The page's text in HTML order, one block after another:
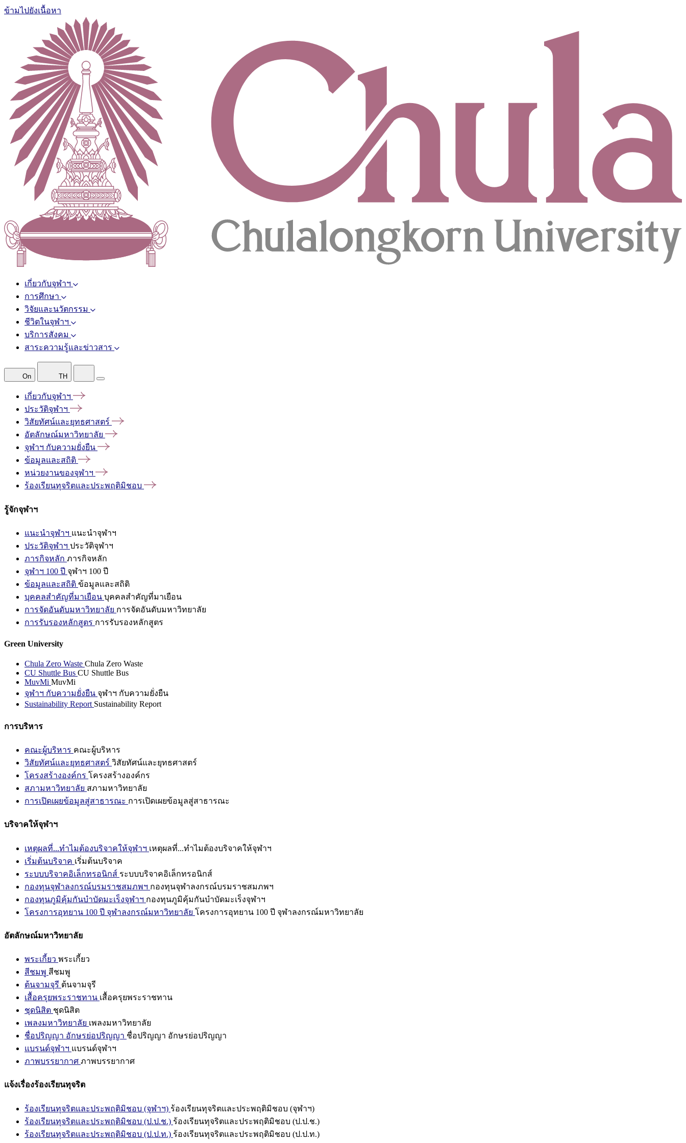
ข้ามไปยังเนื้อหา
เกี่ยวกับจุฬาฯ
การศึกษา
วิจัยและนวัตกรรม
ชีวิตในจุฬาฯ
บริการสังคม
สาระความรู้และข่าวสาร
On TH
เกี่ยวกับจุฬาฯ
ประวัติจุฬาฯ
วิสัยทัศน์และยุทธศาสตร์
อัตลักษณ์มหาวิทยาลัย
จุฬาฯ กับความยั่งยืน
ข้อมูลและสถิติ
หน่วยงานของจุฬาฯ
ร้องเรียนทุจริตและประพฤติมิชอบ
รู้จักจุฬาฯ
แนะนำจุฬาฯ แนะนำจุฬาฯ
ประวัติจุฬาฯ ประวัติจุฬาฯ
ภารกิจหลัก ภารกิจหลัก
จุฬาฯ 100 ปี จุฬาฯ 100 ปี
ข้อมูลและสถิติ ข้อมูลและสถิติ
บุคคลสำคัญที่มาเยือน บุคคลสำคัญที่มาเยือน
การจัดอันดับมหาวิทยาลัย การจัดอันดับมหาวิทยาลัย
การรับรองหลักสูตร การรับรองหลักสูตร
Green University
Chula Zero Waste Chula Zero Waste
CU Shuttle Bus CU Shuttle Bus
MuvMi MuvMi
จุฬาฯ กับความยั่งยืน จุฬาฯ กับความยั่งยืน
Sustainability Report Sustainability Report
การบริหาร
คณะผู้บริหาร คณะผู้บริหาร
วิสัยทัศน์และยุทธศาสตร์ วิสัยทัศน์และยุทธศาสตร์
โครงสร้างองค์กร โครงสร้างองค์กร
สภามหาวิทยาลัย สภามหาวิทยาลัย
การเปิดเผยข้อมูลสู่สาธารณะ การเปิดเผยข้อมูลสู่สาธารณะ
บริจาคให้จุฬาฯ
เหตุผลที่...ทำไมต้องบริจาคให้จุฬาฯ เหตุผลที่...ทำไมต้องบริจาคให้จุฬาฯ
เริ่มต้นบริจาค เริ่มต้นบริจาค
ระบบบริจาคอิเล็กทรอนิกส์ ระบบบริจาคอิเล็กทรอนิกส์
กองทุนจุฬาลงกรณ์บรมราชสมภพฯ กองทุนจุฬาลงกรณ์บรมราชสมภพฯ
กองทุนภูมิคุ้มกันบำบัดมะเร็งจุฬาฯ กองทุนภูมิคุ้มกันบำบัดมะเร็งจุฬาฯ
โครงการอุทยาน 100 ปี จุฬาลงกรณ์มหาวิทยาลัย โครงการอุทยาน 100 ปี จุฬาลงกรณ์มหาวิทยาลัย
อัตลักษณ์มหาวิทยาลัย
พระเกี้ยว พระเกี้ยว
สีชมพู สีชมพู
ต้นจามจุรี ต้นจามจุรี
เสื้อครุยพระราชทาน เสื้อครุยพระราชทาน
ชุดนิสิต ชุดนิสิต
เพลงมหาวิทยาลัย เพลงมหาวิทยาลัย
ชื่อปริญญา อักษรย่อปริญญา ชื่อปริญญา อักษรย่อปริญญา
แบรนด์จุฬาฯ แบรนด์จุฬาฯ
ภาพบรรยากาศ ภาพบรรยากาศ
แจ้งเรื่องร้องเรียนทุจริต
ร้องเรียนทุจริตและประพฤติมิชอบ (จุฬาฯ) ร้องเรียนทุจริตและประพฤติมิชอบ (จุฬาฯ)
ร้องเรียนทุจริตและประพฤติมิชอบ (ป.ป.ช.) ร้องเรียนทุจริตและประพฤติมิชอบ (ป.ป.ช.)
ร้องเรียนทุจริตและประพฤติมิชอบ (ป.ป.ท.) ร้องเรียนทุจริตและประพฤติมิชอบ (ป.ป.ท.)